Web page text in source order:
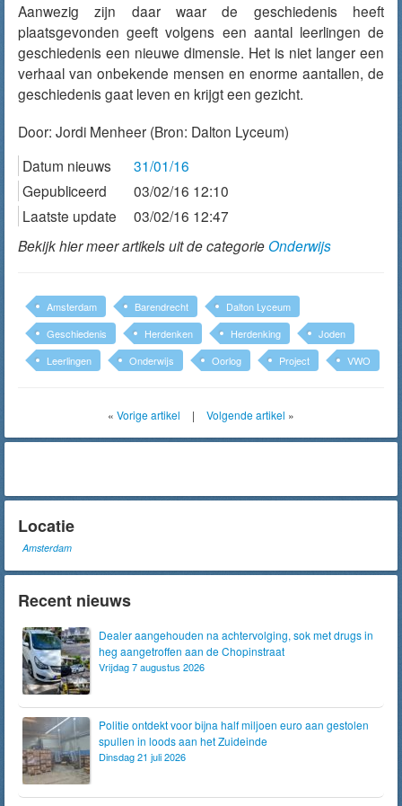
Aanwezig zijn daar waar de geschiedenis heeft
plaatsgevonden geeft volgens een aantal leerlingen de
geschiedenis een nieuwe dimensie. Het is niet langer een
verhaal van onbekende mensen en enorme aantallen, de
geschiedenis gaat leven en krijgt een gezicht.
Door: Jordi Menheer (Bron: Dalton Lyceum)
Datum nieuws
31/01/16
Gepubliceerd
03/02/16 12:10
Laatste update
03/02/16 12:47
Bekijk hier meer artikels uit de categorieOnderwijs
Amsterdam Barendrecht
Dalton Lyceum
Geschiedenis
Herdenken Herdenking
Joden
Leerlingen
Onderwijs Oorlog Project VWO
« Vorige artikel | Volgende artikel »
Locatie
Amsterdam
Recent nieuws
Dealer aangehouden na achtervolging, sok met drugs in
heg aangetroffen aan de Chopinstraat
Vrijdag 7 augustus 2026
Politie ontdekt voor bijna half miljoen euro aan gestolen
spullen in loods aan het Zuideinde
Dinsdag 21 juli 2026